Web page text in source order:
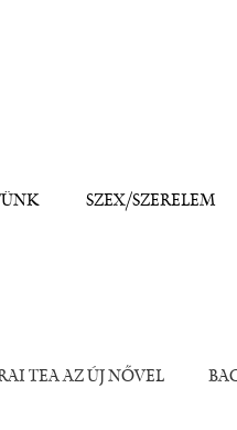
SZEX/SZERELEM
TEA AZ ÚJ NŐVEL